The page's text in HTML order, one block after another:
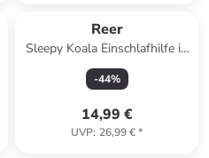
Reer
Sleepy Koala Einschlafhilfe in
Braun ab 0 Monate
-44%
14,99 €
UVP: 26,99 €*